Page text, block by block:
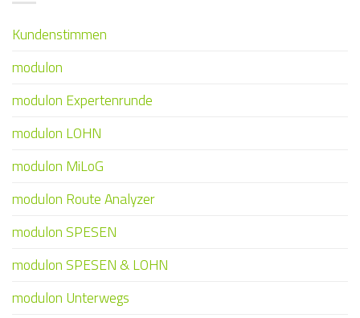
Kundenstimmen
modulon
modulon Expertenrunde
modulon LOHN
modulon MiLoG
modulon Route Analyzer
modulon SPESEN
modulon SPESEN & LOHN
modulon Unterwegs